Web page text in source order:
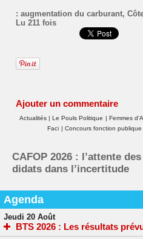
: augmentation du carburant,
Lu 211 fois
Ajouter un commentaire
Actualités | Le Pouls Politique | Femmes
Faci | Concours fonction publique
CAFOP 2026 : l’attente
didats dans l’incertitude
Agenda
Jeudi 20 Août
BTS 2026 : Les résultats